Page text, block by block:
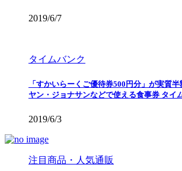
2019/6/7
タイムバンク
「すかいらーくご優待券500円分」が実質
ヤン・ジョナサンなどで使える食事券 タイ
2019/6/3
注目商品・人気通販